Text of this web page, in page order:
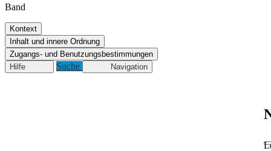
Band
Kontext
Inhalt und innere Ordnung
Zugangs- und Benutzungsbestimmungen
Hilfe
Suche Navigation